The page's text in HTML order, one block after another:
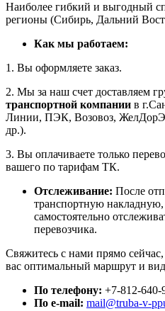
Наиболее гибкий и выгодный
регионы (Сибирь, Дальний
Как мы работаем:
1. Вы оформляете заказ.
2. Мы за наш счет доставляем
транспортной компании в
Линии, ПЭК, Возовоз,
др.).
3. Вы оплачиваете только
вашего по тарифам ТК.
Отслеживание: После
транспортную
самостоятельно
перевозчика.
Свяжитесь с нами прямо
вас оптимальный маршрут и вид
По телефону: +7-812-640-
По e-mail: mail@truba-v-